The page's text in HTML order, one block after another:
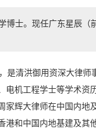
士。现任广东星辰
清洪御用资深大律
机工程学士等学术
辉大律师在中国内
和中国内地基建及